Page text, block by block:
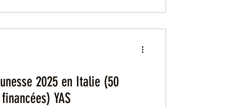
2025 en Italie (50
YAS